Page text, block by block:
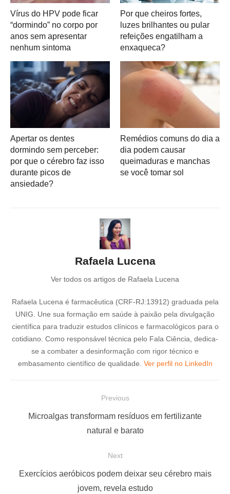
Vírus do HPV pode ficar
“dormindo” no corpo por
anos sem apresentar
nenhum sintoma
Por que cheiros fortes,
luzes brilhantes ou pular
refeições engatilham a
enxaqueca?
Apertar os dentes
dormindo sem perceber:
por que o cérebro faz isso
durante picos de
ansiedade?
Remédios comuns do dia a
dia podem causar
queimaduras e manchas
se você tomar sol
Rafaela Lucena
Ver todos os artigos de Rafaela Lucena
Rafaela Lucena é farmacêutica (CRF-RJ:13912) graduada pela
UNIG. Une sua formação em saúde à paixão pela divulgação
científica para traduzir estudos clínicos e farmacológicos para o
cotidiano. Como responsável técnica pelo Fala Ciência, dedica-
se a combater a desinformação com rigor técnico e
embasamento científico de qualidade. Ver perfil no LinkedIn
Previous
Microalgas transformam resíduos em fertilizante
natural e barato
Next
NExercícios aeróbicos podem deixar seu cérebro mais
jovem, revela estudo